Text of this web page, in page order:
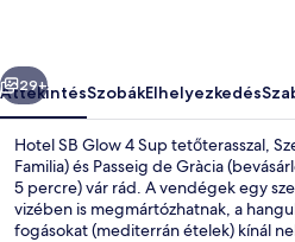
Következő
29+
ÁttekintésSzobákElhelyezkedés
Hotel SB Glow 4 Sup tetőterasszal,
Familia) és Passeig de Gràcia
5 percre) vár rád. A vendégek egy
vizében is megmártózhatnak, a
fogásokat (mediterrán ételek) kínál